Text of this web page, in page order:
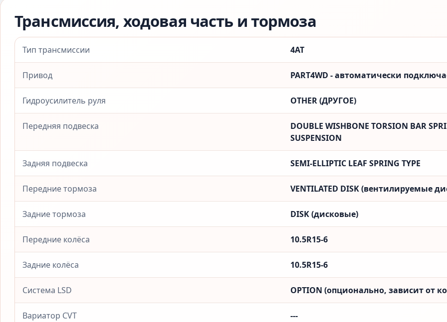
Трансмиссия, ходовая часть и тормоза
Тип трансмиссии 4AT
Привод PART4WD - автоматически
Гидроусилитель руля OTHER (ДРУГОЕ)
Передняя подвеска
DOUBLE WISHBONE TORSION BAR
SUSPENSION
Задняя подвеска SEMI-ELLIPTIC LEAF SPRING TYPE
Передние тормоза VENTILATED DISK (вентилируемые
Задние тормоза DISK (дисковые)
Передние колёса 10.5R15-6
Задние колёса 10.5R15-6
Система LSD OPTION (опционально, зависит от
Вариатор CVT ---